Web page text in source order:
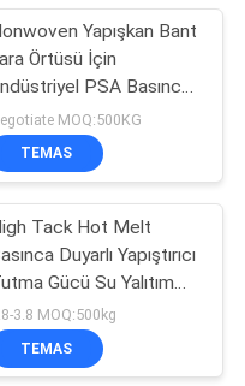
Yapışkan Bant
Örtüsü İçin
PSA Basınca
Yapıştırıcı.
MOQ:500KG
TEMAS
Tack Hot Melt
Duyarlı Yapıştırıcı
Gücü Su Yalıtım
3.8 MOQ:500kg
TEMAS